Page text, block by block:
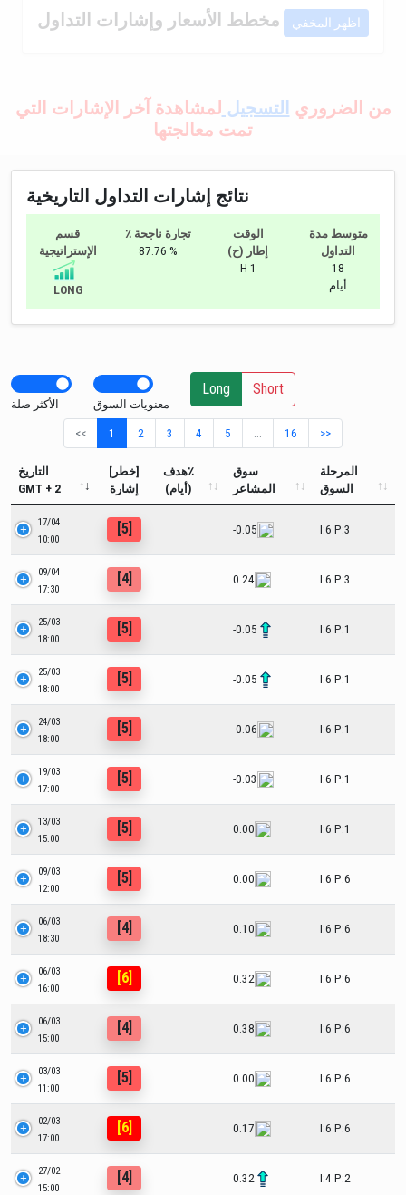
مخطط الأسعار وإشارات التداول اظهر المخفي
من الضروري التسجيل لمشاهدة آخر الإشارات التي
تمت معالجتها
نتائج إشارات التداول التاريخية
قسم
الإستراتيجية
LONG
٪ تجارة ناجحة
87.76 %
الوقت
إطار (ح)
H 1
متوسط مدة
التداول
18
أيام
الأكثر صلة معنويات السوق
Long Short
<< 1 2 3 4 5 16 >>
التاريخ
GMT + 2
[خطر]
إشارة
هدف٪
(أيام)
سوق
المشاعر
المرحلة
السوق
17/04
10:00
[5] -0.05 I:6 P:3
09/04
17:30
[4] 0.24 I:6 P:3
25/03
18:00
[5] -0.05 I:6 P:1
25/03
18:00
[5] -0.05 I:6 P:1
24/03
18:00
[5] -0.06 I:6 P:1
19/03
17:00
[5] -0.03 I:6 P:1
13/03
15:00
[5] 0.00 I:6 P:1
09/03
12:00
[5] 0.00 I:6 P:6
06/03
18:30
[4] 0.10 I:6 P:6
06/03
16:00
[6] 0.32 I:6 P:6
06/03
15:00
[4] 0.38 I:6 P:6
03/03
11:00
[5] 0.00 I:6 P:6
02/03
17:00
[6] 0.17 I:6 P:6
27/02
15:00
[4] 0.32 I:4 P:2